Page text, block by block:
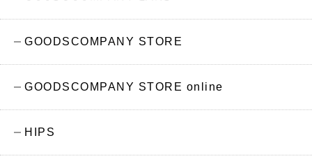
GOODSCOMPANY STORE
GOODSCOMPANY STORE online
HIPS